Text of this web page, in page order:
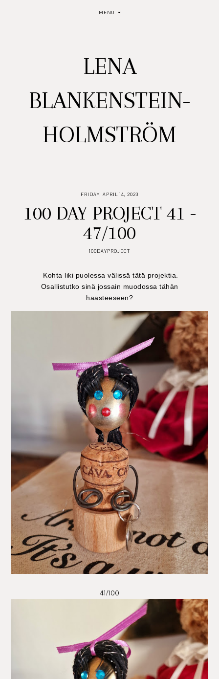
MENU
LENA
BLANKENSTEIN-
HOLMSTRÖM
FRIDAY, APRIL 14, 2023
100 DAY PROJECT 41 -
47/100
100DAYPROJECT
Kohta liki puolessa välissä tätä projektia.
Osallistutko sinä jossain muodossa tähän
haasteeseen?
41/100